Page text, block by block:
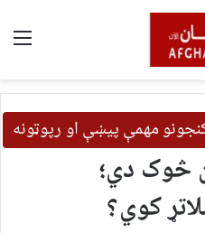
مهمې پیښې او رپوټونه
څوک دي؛
کوي؟